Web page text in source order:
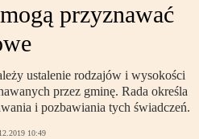
przyznawać
ustalenie rodzajów i wysokości
przez gminę. Rada określa
i pozbawiania tych świadczeń.
10:49